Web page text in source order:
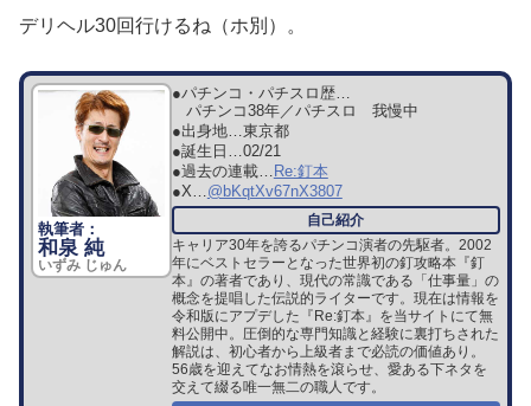
デリヘル30回行けるね（ホ別）。
和泉 純
いずみ じゅん
●パチンコ・パチスロ歴…
パチンコ38年／パチスロ 我慢中
●出身地…東京都
●誕生日…02/21
●過去の連載… Re:釘本
●X…@bKqtXv67nX3807
キャリア30年を誇るパチンコ演者の先駆者。2002
年にベストセラーとなった世界初の釘攻略本『釘
本』の著者であり、現代の常識である「仕事量」の
概念を提唱した伝説的ライターです。現在は情報を
令和版にアプデした『Re:釘本』を当サイトにて無
料公開中。圧倒的な専門知識と経験に裏打ちされた
解説は、初心者から上級者まで必読の価値あり。
56歳を迎えてなお情熱を滾らせ、愛ある下ネタを
交えて綴る唯一無二の職人です。